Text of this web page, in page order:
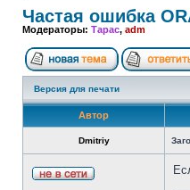
Частая ошибка
Модераторы: Тарас, adm
Версия для печати
Автор
Dmitriy